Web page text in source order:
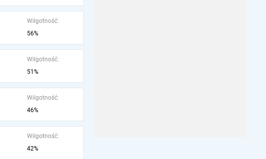
Wilgotność:
56%
Wilgotność:
51%
Wilgotność:
46%
Wilgotność:
42%